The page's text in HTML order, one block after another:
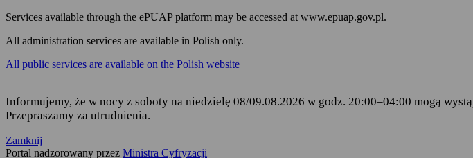
Ustawa z dnia 17 lutego 2005 r. o informatyzacji
ust. 1 i 2,
Rozporządzenie Ministra Cyfryzacji z dnia 5
elektronicznej platformy usług administracji publicznej.
Odbiorcą Twoich danych jest Centralny Ośrodek Informatyki,
Services available through the ePUAP platform may be accessed at www.epuap.gov.pl.
All administration services are available in Polish only.
All public services are available on the Polish website
Informujemy, że w nocy z soboty na niedzielę 08/09.08.2026 w godz. 20:00–04:00 mogą
Przepraszamy za utrudnienia.
Zamknij
Portal nadzorowany przez Ministra Cyfryzacji